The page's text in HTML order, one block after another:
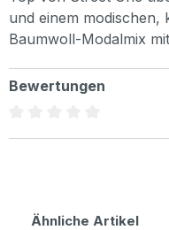
und einem
Baumwoll-Modalmix
Bewertungen
Produktgalerie
Ähnliche Artikel